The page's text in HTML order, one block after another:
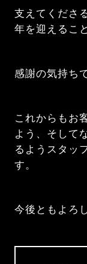
支えてくださ
年を迎えるこ
感謝の気持ち
これからもお
よう、そして
るようスタッ
す。
今後ともよろ